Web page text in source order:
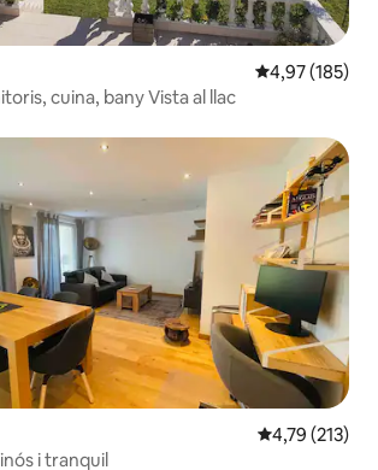
4,97 de
4,97 (185)
cuina, bany Vista al llac
4,79 de
4,79 (213)
i tranquil